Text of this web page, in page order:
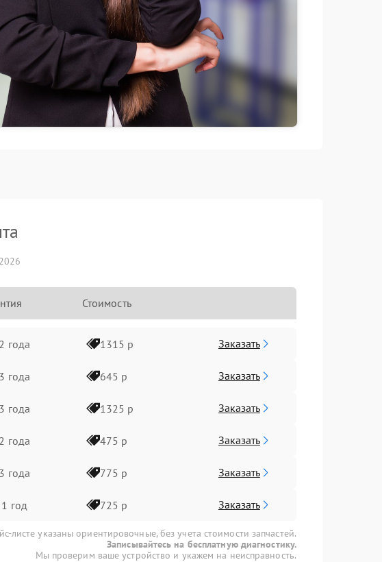
Стоимость
2 года 1315 р Заказать
3 года 645 р Заказать
3 года 1325 р Заказать
2 года 475 р Заказать
3 года 775 р Заказать
1 год 725 р Заказать
листе указаны ориентировочные, без учета стоимости запчастей.
Записывайтесь на бесплатную диагностику.
Мы проверим ваше устройство и укажем на неисправность.